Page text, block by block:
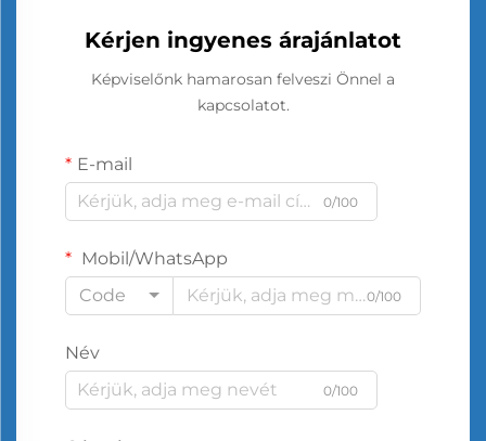
Kérjen ingyenes árajánlatot
Képviselőnk hamarosan felveszi Önnel a
kapcsolatot.
E-mail
0/100
Mobil/WhatsApp
Code
0/100
Név
0/100